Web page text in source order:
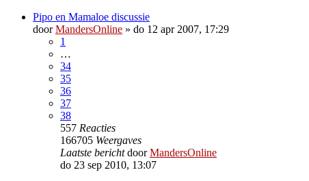
Pipo en Mamaloe discussie
doorMandersOnline » do 12 apr 2007, 17:29
1
…
34
35
36
37
38
557 Reacties
166705 Weergaves
Laatste berichtdoorMandersOnline
do 23 sep 2010, 13:07